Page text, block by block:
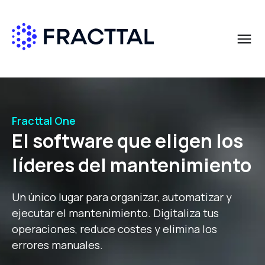
menu
Fracttal One
El software que eligen los
líderes del mantenimiento
Un único lugar para organizar, automatizar y
ejecutar el mantenimiento. Digitaliza tus
operaciones, reduce costes y elimina los
errores manuales.
Apellido*
Correo empresa*
País*
Apellido*
Correo empresa*
País*
Apellido*
Correo empresa*
País*
Apellido*
Correo empresa*
País*